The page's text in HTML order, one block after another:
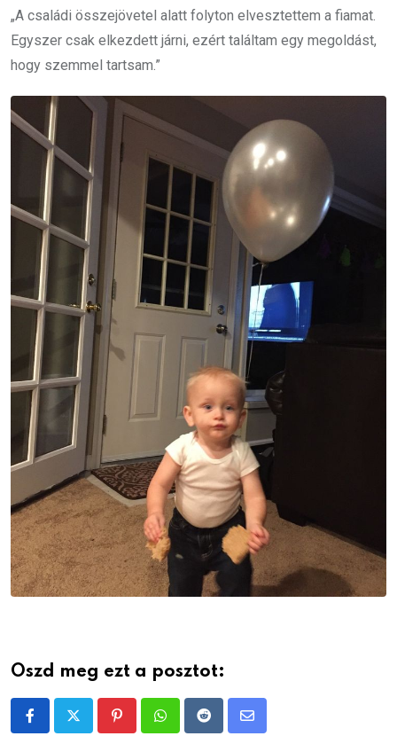
„A családi összejövetel alatt folyton elvesztettem a fiamat.
Egyszer csak elkezdett járni, ezért találtam egy megoldást,
hogy szemmel tartsam.”
Oszd meg ezt a posztot:
PinterestWhatsappRedditShare